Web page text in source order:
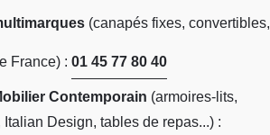
(canapés fixes, convertibles,
France) : 01 45 77 80 40
Contemporain (armoires-lits,
Design, tables de repas...) :